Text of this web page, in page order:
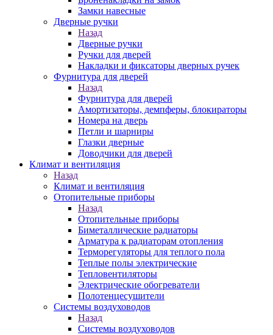
Замки навесные
Дверные ручки
Назад
Дверные ручки
Ручки для дверей
Накладки и фиксаторы дверных ручек
Фурнитура для дверей
Назад
Фурнитура для дверей
Амортизаторы, демпферы, блокираторы
Номера на дверь
Петли и шарниры
Глазки дверные
Доводчики для дверей
Климат и вентиляция
Назад
Климат и вентиляция
Отопительные приборы
Назад
Отопительные приборы
Биметаллические радиаторы
Арматура к радиаторам отопления
Терморегуляторы для теплого пола
Теплые полы электрические
Тепловентиляторы
Электрические обогреватели
Полотенцесушители
Системы воздуховодов
Назад
Системы воздуховодов